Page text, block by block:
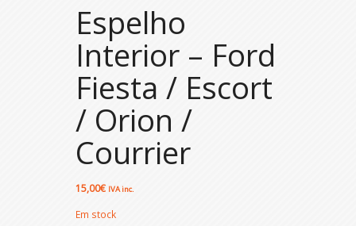
Espelho
Interior – Ford
Fiesta / Escort
/ Orion /
Courrier
15,00€ IVA inc.
Em stock